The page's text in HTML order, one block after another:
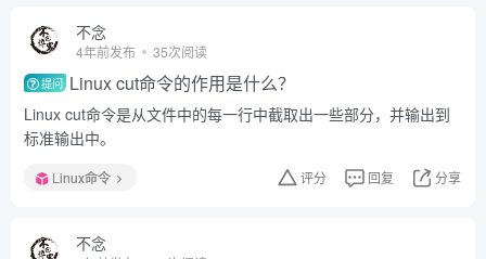
不念
4年前发布 35次阅读
提问 Linux cut命令的作用是什么？
Linux cut命令是从文件中的每一行中截取出一些部分，并输出到
标准输出中。
Linux命令 评分 回复 分享
不念